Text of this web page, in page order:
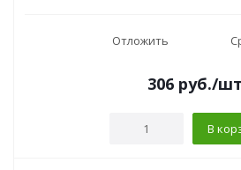
Отложить
306руб./шт
В